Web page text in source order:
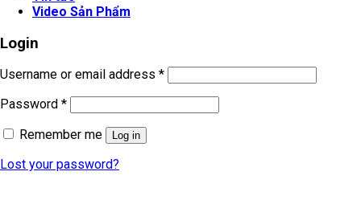
Video Sản Phẩm
Login
Username or email address *
Password *
Remember me
Log in
Lost your password?